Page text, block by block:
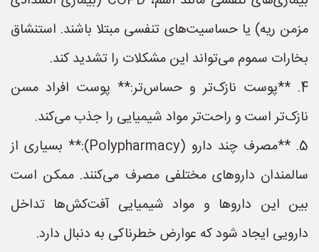
مزمن ریه) یا حساسیت‌های تنفسی مبتلا باشند. استنشاق
بخارات سموم می‌تواند این مشکلات را تشدید کند.
4. **پوست نازک‌تر و حساس‌تر:** پوست افراد مسن
نازک‌تر است و راحت‌تر مواد شیمیایی را جذب می‌کند.
5. **مصرف چند دارو (Polypharmacy):** بسیاری از
سالمندان داروهای مختلفی مصرف می‌کنند. ممکن است
بین این داروها و مواد شیمیایی آفت‌کش‌ها تداخل
دارویی ایجاد شود که عوارض خطرناکی به دنبال دارد.